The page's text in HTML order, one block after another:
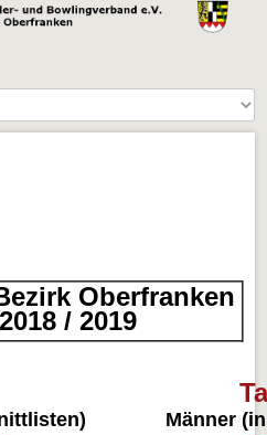
Oberfranken
/ 2019
Männer